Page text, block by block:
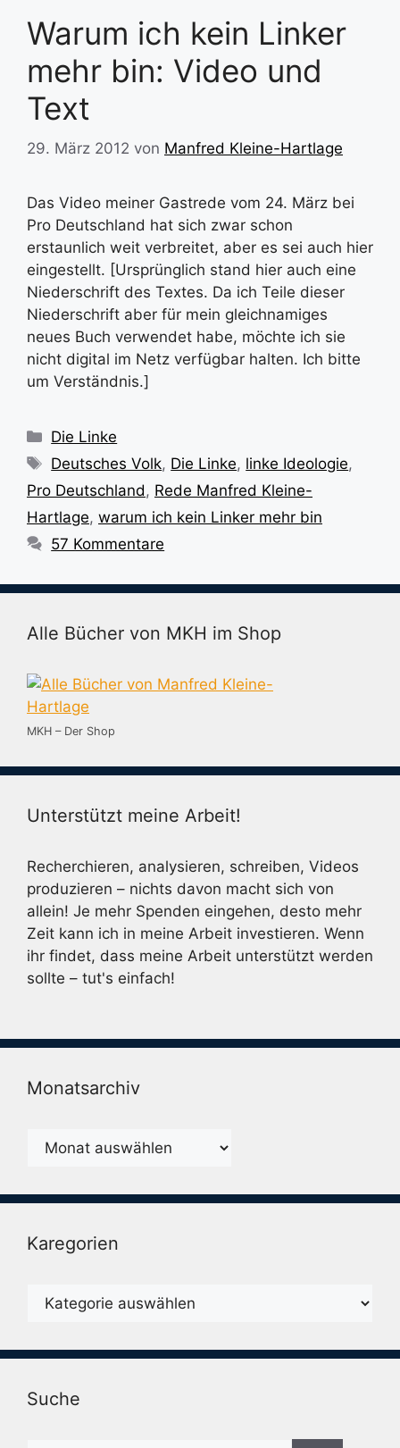
Warum ich kein Linker
mehr bin: Video und
Text
29. März 2012 von Manfred Kleine-Hartlage
Das Video meiner Gastrede vom 24. März bei
Pro Deutschland hat sich zwar schon
erstaunlich weit verbreitet, aber es sei auch hier
eingestellt. [Ursprünglich stand hier auch eine
Niederschrift des Textes. Da ich Teile dieser
Niederschrift aber für mein gleichnamiges
neues Buch verwendet habe, möchte ich sie
nicht digital im Netz verfügbar halten. Ich bitte
um Verständnis.]
Kategorien
Die Linke
Schlagwörter
Deutsches Volk, Die Linke, linke Ideologie,
Pro Deutschland , Rede Manfred Kleine-
Hartlage, warum ich kein Linker mehr bin
57 Kommentare
Alle Bücher von MKH im Shop
MKH – Der Shop
Unterstützt meine Arbeit!
Recherchieren, analysieren, schreiben, Videos
produzieren – nichts davon macht sich von
allein! Je mehr Spenden eingehen, desto mehr
Zeit kann ich in meine Arbeit investieren. Wenn
ihr findet, dass meine Arbeit unterstützt werden
sollte – tut's einfach!
Monatsarchiv
Monatsarchiv
Karegorien
Karegorien
Suche